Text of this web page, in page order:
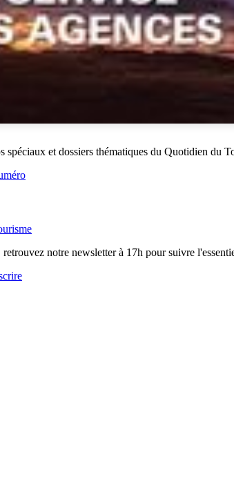
spéciaux et dossiers thématiques du Quotidien du
notre newsletter à 17h pour suivre